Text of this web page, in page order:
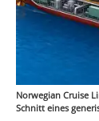
Norwegian Cruise
Schnitt eines